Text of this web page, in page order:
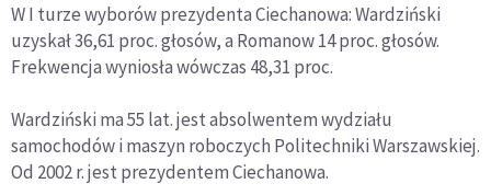
W I turze wyborów prezydenta Ciechanowa: Wardziński
uzyskał 36,61 proc. głosów, a Romanow 14 proc. głosów.
Frekwencja wyniosła wówczas 48,31 proc.
Wardziński ma 55 lat. jest absolwentem wydziału
samochodów i maszyn roboczych Politechniki Warszawskiej.
Od 2002 r. jest prezydentem Ciechanowa.